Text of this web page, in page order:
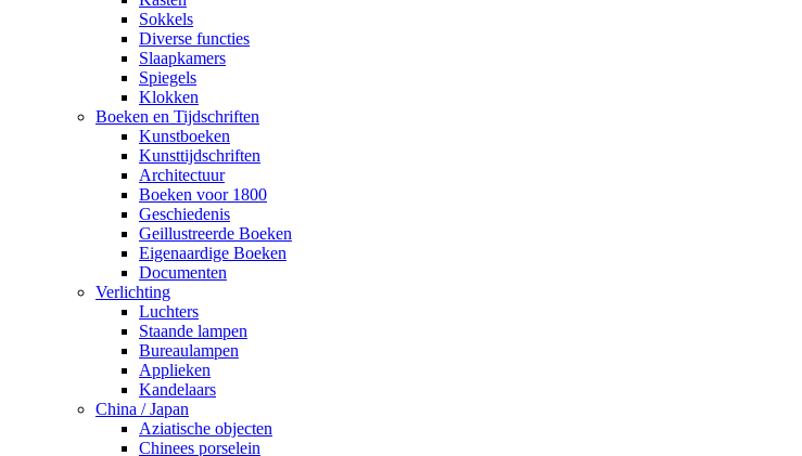
Sokkels
Diverse functies
Slaapkamers
Spiegels
Klokken
Boeken en Tijdschriften
Kunstboeken
Kunsttijdschriften
Architectuur
Boeken voor 1800
Geschiedenis
Geillustreerde Boeken
Eigenaardige Boeken
Documenten
Verlichting
Luchters
Staande lampen
Bureaulampen
Applieken
Kandelaars
China / Japan
Aziatische objecten
Chinees porselein